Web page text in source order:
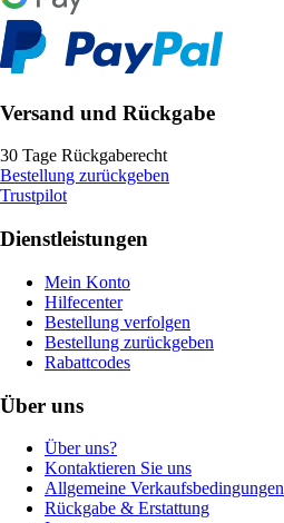
Versand und Rückgabe
30 Tage Rückgaberecht
Bestellung zurückgeben
Trustpilot
Dienstleistungen
Mein Konto
Hilfecenter
Bestellung verfolgen
Bestellung zurückgeben
Rabattcodes
Über uns
Über uns?
Kontaktieren Sie uns
Allgemeine Verkaufsbedingungen
Rückgabe & Erstattung